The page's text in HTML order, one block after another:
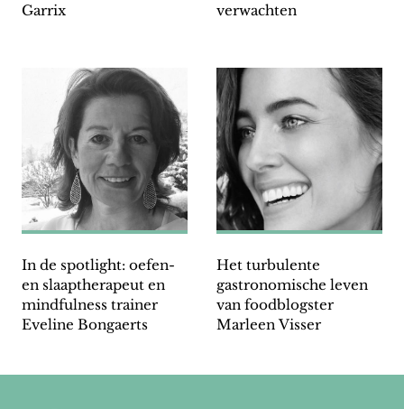
Garrix
verwachten
In de spotlight: oefen-
en slaaptherapeut en
mindfulness trainer
Eveline Bongaerts
Het turbulente
gastronomische leven
van foodblogster
Marleen Visser